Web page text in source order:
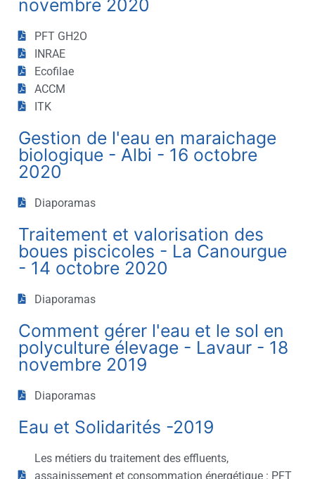
novembre 2020
PFT GH2O
INRAE
Ecofilae
ACCM
ITK
Gestion de l'eau en maraichage
biologique - Albi - 16 octobre
2020
Diaporamas
Traitement et valorisation des
boues piscicoles - La Canourgue
- 14 octobre 2020
Diaporamas
Comment gérer l'eau et le sol en
polyculture élevage - Lavaur - 18
novembre 2019
Diaporamas
Eau et Solidarités -2019
Les métiers du traitement des effluents,
assainissement et consommation énergétique : PFT